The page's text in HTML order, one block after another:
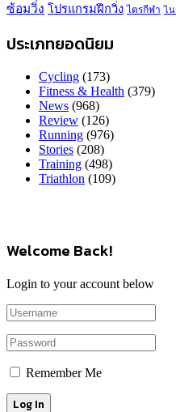
ซ้อมวิ่ง โปรแกรมฝึกวิ่ง ไตรกีฬา ไน
ประเภทยอดนิยม
Cycling (173)
Fitness & Health (379)
News (968)
Review (126)
Running (976)
Stories (208)
Training (498)
Triathlon (109)
Welcome Back!
Login to your account below
Remember Me